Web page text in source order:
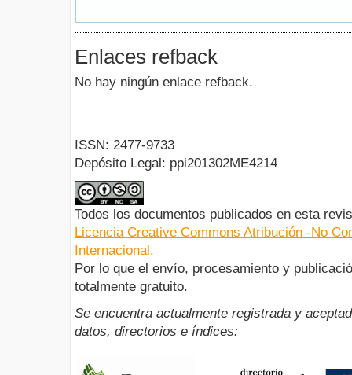
Enlaces refback
No hay ningún enlace refback.
ISSN: 2477-9733
Depósito Legal: ppi201302ME4214
Todos los documentos publicados en esta
Licencia Creative Commons Atribución -No
Internacional.
Por lo que el envío, procesamiento y
totalmente gratuito.
Se encuentra actualmente registrada y
datos, directorios e índices: